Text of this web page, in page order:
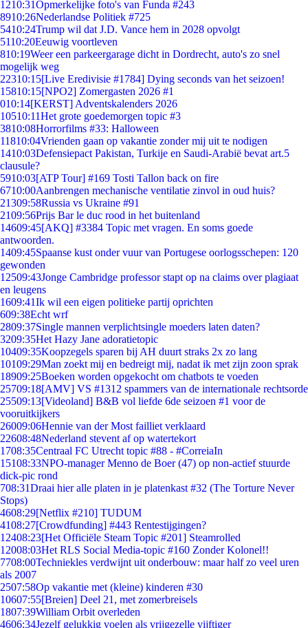
1210:31Opmerkelijke foto's van Funda #243
8910:26Nederlandse Politiek #725
5410:24Trump wil dat J.D. Vance hem in 2028 opvolgt
5110:20Eeuwig voortleven
810:19Weer een parkeergarage dicht in Dordrecht, auto's zo snel
mogelijk weg
22310:15[Live Eredivisie #1784] Dying seconds van het seizoen!
15810:15[NPO2] Zomergasten 2026 #1
010:14[KERST] Adventskalenders 2026
10510:11Het grote goedemorgen topic #3
3810:08Horrorfilms #33: Halloween
11810:04Vrienden gaan op vakantie zonder mij uit te nodigen
1410:03Defensiepact Pakistan, Turkije en Saudi-Arabië bevat art.5
clausule?
5910:03[ATP Tour] #169 Tosti Tallon back on fire
6710:00Aanbrengen mechanische ventilatie zinvol in oud huis?
21309:58Russia vs Ukraine #91
2109:56Prijs Bar le duc rood in het buitenland
14609:45[AKQ] #3384 Topic met vragen. En soms goede
antwoorden.
1409:45Spaanse kust onder vuur van Portugese oorlogsschepen: 120
gewonden
12509:43Jonge Cambridge professor stapt op na claims over plagiaat
en leugens
1609:41Ik wil een eigen politieke partij oprichten
609:38Echt wrf
2809:37Single mannen verplichtsingle moeders laten daten?
3209:35Het Hazy Jane adoratietopic
10409:35Koopzegels sparen bij AH duurt straks 2x zo lang
10109:29Man zoekt mij en bedreigt mij, nadat ik met zijn zoon sprak
18909:25Boeken worden opgekocht om chatbots te voeden
25709:18[AMV] VS #1312 spammers van de internationale rechtsorde
25509:13[Videoland] B&B vol liefde 6de seizoen #1 voor de
vooruitkijkers
26009:06Hennie van der Most failliet verklaard
22608:48Nederland stevent af op watertekort
1708:35Centraal FC Utrecht topic #88 - #CorreiaIn
15108:33NPO-manager Menno de Boer (47) op non-actief stuurde
dick-pic rond
708:31Draai hier alle platen in je platenkast #32 (The Torture Never
Stops)
4608:29[Netflix #210] TUDUM
4108:27[Crowdfunding] #443 Rentestijgingen?
12408:23[Het Officiële Steam Topic #201] Steamrolled
12008:03Het RLS Social Media-topic #160 Zonder Kolonel!!
7708:00Techniekles verdwijnt uit onderbouw: maar half zo veel uren
als 2007
2507:58Op vakantie met (kleine) kinderen #30
10607:55[Breien] Deel 21, met zomerbreisels
1807:39William Orbit overleden
4606:34Jezelf gelukkig voelen als vrijgezelle vijftiger